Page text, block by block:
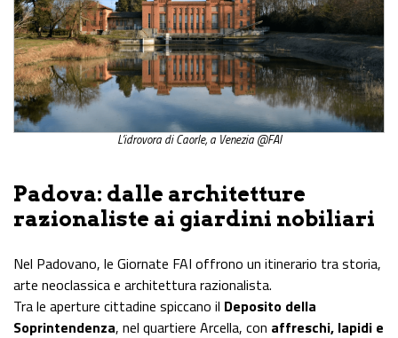
L’idrovora di Caorle, a Venezia @FAI
Padova: dalle architetture
razionaliste ai giardini nobiliari
Nel Padovano, le Giornate FAI offrono un itinerario tra storia,
arte neoclassica e architettura razionalista.
Tra le aperture cittadine spiccano il Deposito della
Soprintendenza, nel quartiere Arcella, con affreschi, lapidi e